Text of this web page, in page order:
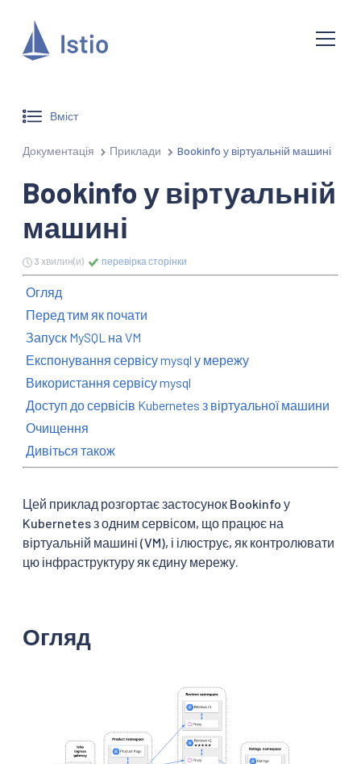
Вміст
Документація Приклади Bookinfo у віртуальній машині
Bookinfo у віртуальній
машині
3 хвилин(и) перевірка сторінки
Огляд
Перед тим як почати
Запуск MySQL на VM
Експонування сервісу mysql у мережу
Використання сервісу mysql
Доступ до сервісів Kubernetes з віртуальної машини
Очищення
Дивіться також
Цей приклад розгортає застосунок Bookinfo у
Kubernetes з одним сервісом, що працює на
віртуальній машині (VM), і ілюструє, як контролювати
цю інфраструктуру як єдину мережу.
Огляд